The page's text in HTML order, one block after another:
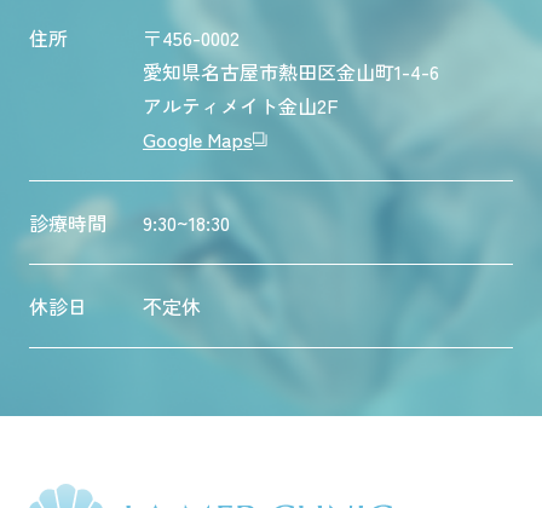
住所
〒456-0002
愛知県名古屋市熱田区金山町1-4-6
アルティメイト金山2F
Google Maps
診療時間 9:30~18:30
休診日 不定休